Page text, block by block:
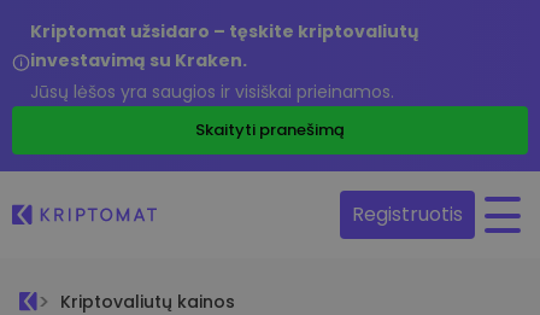
Kriptomat užsidaro – tęskite kriptovaliutų
investavimą su Kraken.
Jūsų lėšos yra saugios ir visiškai prieinamos.
Skaityti pranešimą
Registruotis
Kriptovaliutų kainos